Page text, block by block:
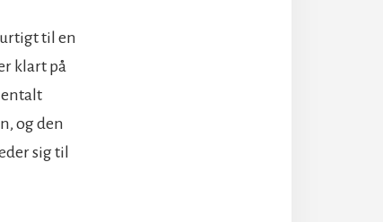
til en
klart på
og den
sig til